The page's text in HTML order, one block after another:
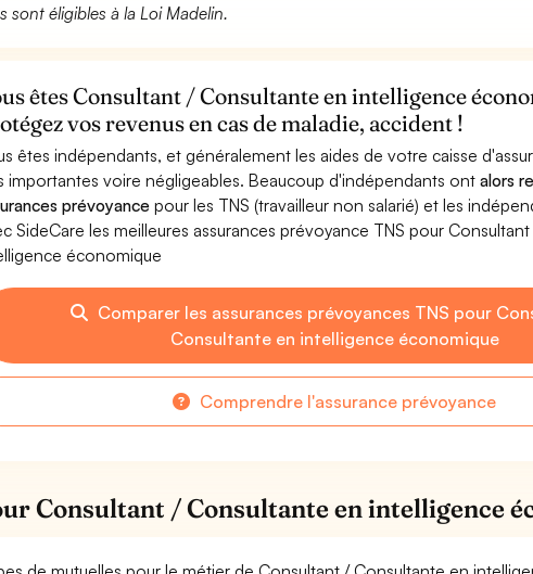
sont éligibles à la Loi Madelin.
êtes Consultant / Consultante en intelligence
vos revenus en cas de maladie, accident !
êtes indépendants, et généralement les aides de votre caisse
importantes voire négligeables. Beaucoup d'indépendants ont alors
prévoyancepour les TNS (travailleur non salarié) et les
SideCare les meilleures assurances prévoyance TNS pour
économique
Comparer les assurances prévoyances TNS pour
Consultante en intelligence économique
Comprendre l'assurance prévoyance
Consultant / Consultante en intelligence